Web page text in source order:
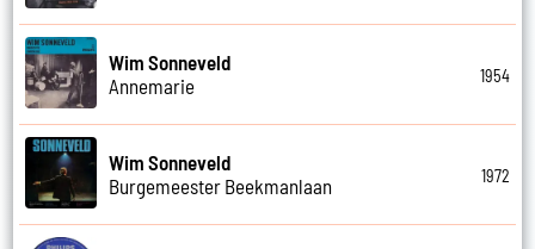
Wim Sonneveld
Annemarie
1954
Wim Sonneveld
Burgemeester Beekmanlaan
1972